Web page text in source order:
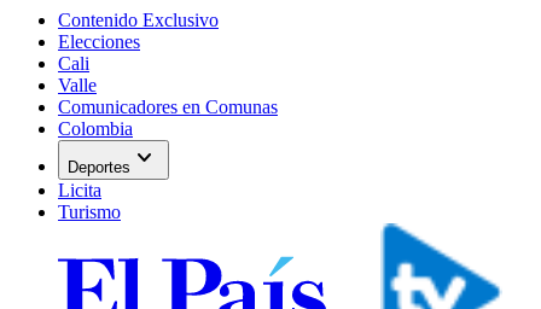
Contenido Exclusivo
Elecciones
Cali
Valle
Comunicadores en Comunas
Colombia
Deportes expand_more
Licita
Turismo